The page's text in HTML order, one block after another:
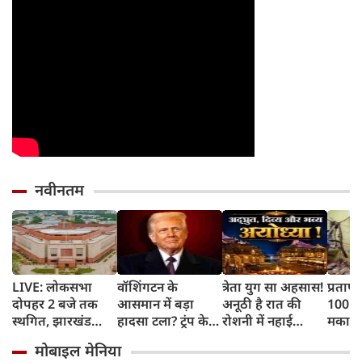
नवीनतम
LIVE: लोकसभा
दोपहर 2 बजे तक
स्थगित, झारखंड
बवाल
वॉशिंगटन के
आसमान में बड़ा
हादसा टला? ट्रंप के
के बेहद करीब पहुंचा
त्रेता युग सा अहसास!
अनूठी है रात की
रोशनी में नहाई
100
मकान
मोबाइल मेनिया